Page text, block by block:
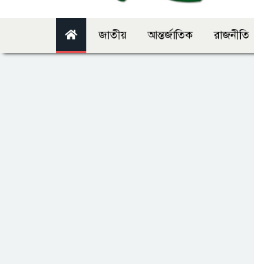
জাতীয় আন্তর্জাতিক রাজনীতি